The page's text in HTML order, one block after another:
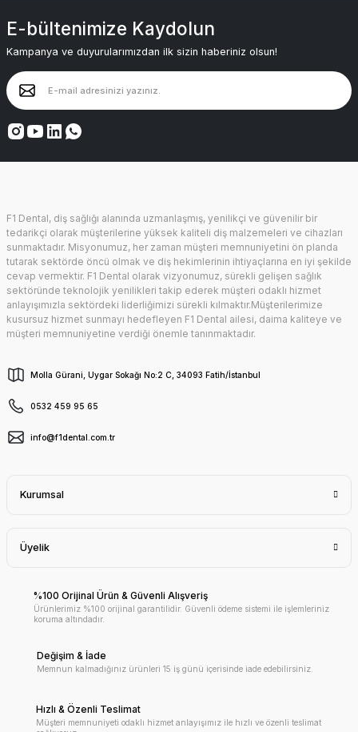
E-bültenimize Kaydolun
Kampanya ve duyurularımızdan ilk sizin haberiniz olsun!
F1 Dental, diş sağlığı alanında uzmanlaşmış, yenilikçi ve güvenilir bir
tedarikçi olarak müşterilerine yüksek kaliteli diş malzemeleri ve cihazları
sunmaktadır. Misyonumuz, her zaman müşteri memnuniyetini ön planda
tutarak sektörde öncü olmak ve diş hekimlerinin ihtiyaçlarına en iyi şekilde
cevap vermektir. F1 Dental olarak vizyonumuz, sürekli gelişen sağlık
sektöründe teknolojik yenilikleri takip ederek müşteri odaklı hizmet
anlayışımızla sektördeki liderliğimizi sürekli kılmaktır.Müşterilerimize
kusursuz hizmet sunmayı hedefleyen F1 Dental ailesi, daima kaliteye ve
müşteri memnuniyetine verdiği önemle tanınmaktadır.
Molla Gürani, Uygar Sokağı No:2 C, 34093 Fatih/İstanbul
0532 459 95 65
info@f1dental.com.tr
Kurumsal
Üyelik
%100 Orijinal Ürün & Güvenli Alışveriş
Ürünlerimiz %100 orijinal garantilidir. Güvenli ödeme sistemi ile işlemleriniz
koruma altındadır.
Değişim & İade
Memnun kalmadığınız ürünleri 15 iş günü içerisinde iade edebilirsiniz.
Hızlı & Özenli Teslimat
Müşteri memnuniyeti odaklı hizmet anlayışımız ile hızlı ve özenli teslimat